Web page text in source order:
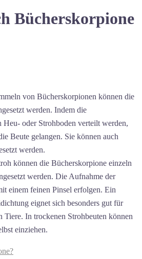
Bücherskorpione
von Bücherskorpionen können die
werden. Indem die
Heu- oder Strohboden verteilt werden,
Beute gelangen. Sie können auch
werden.
können die Bücherskorpione einzeln
werden. Die Aufnahme der
einem feinen Pinsel erfolgen. Ein
eignet sich besonders gut für
Tiere. In trockenen Strohbeuten können
einziehen.